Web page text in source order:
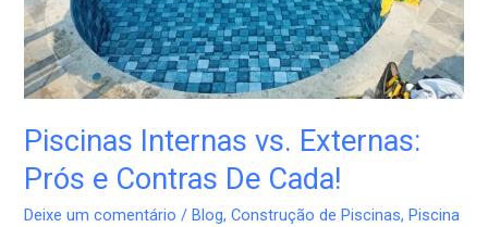
Piscinas Internas vs. Externas:
Prós e Contras De Cada!
Deixe um comentário /Blog,Construção de Piscinas,Piscina
Cada!